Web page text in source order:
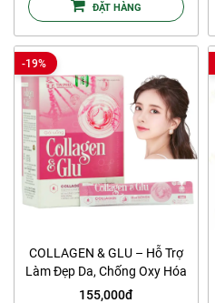
ĐẶT HÀNG
-19%
COLLAGEN & GLU – Hỗ Trợ
Làm Đẹp Da, Chống Oxy Hóa
155,000đ